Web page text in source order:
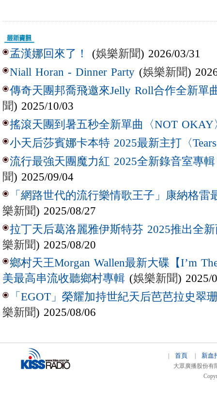
孟漢娜回來了！ (娛樂新聞) 2026/03/31
Niall Horan - Dinner Party (娛樂新聞)
傳奇天團邦喬飛邀來Jelly Roll合作全新單
聞) 2025/10/03
搖滾天團到暑五秒全新單曲〈NOT OKAY
小天后莎賓娜卡本特 2025最新主打〈
流行最強天團魔力紅 2025全新錄音室專
聞) 2025/09/04
「網路世代的流行樂情歌王子」康納格雷
樂新聞) 2025/08/27
拉丁天后葛洛麗雅伊斯特芬 2025推出全新
樂新聞) 2025/08/20
鄉村天王Morgan Wallen最新大碟【I’m
美最高串流收聽鄉村專輯 (娛樂新聞) 2025/
「EGOT」榮耀加持世紀天后芭芭拉史翠
樂新聞) 2025/08/06
| 首頁| 新血
大眾廣播股份有